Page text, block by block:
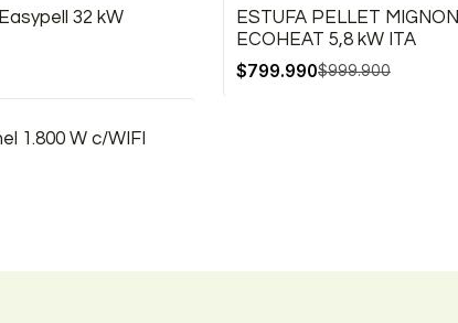
32 kW -20%
OFF
ESTUFA PELLET MIGNON
ECOHEAT 5,8 kW ITA
$799.990$999.900
1.800 W c/WIFI